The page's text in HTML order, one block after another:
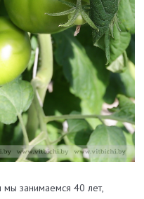
занимаемся 40 лет,